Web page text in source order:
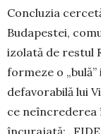
Concluzia
Budapestei,
izolată de restul
formeze o
defa­vo­ra­bilă lui
ce